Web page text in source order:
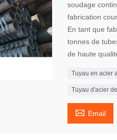
soudage
fabrication
En tant que
tonnes de
de haute
Tuyau en acier
Tuyau d'acier
 Email